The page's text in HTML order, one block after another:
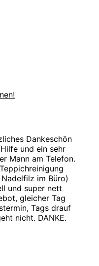
Dankeschön
und ein sehr
Mann am Telefon.
im Büro)
und super nett
gleicher Tag
Tags drauf
nicht. DANKE.